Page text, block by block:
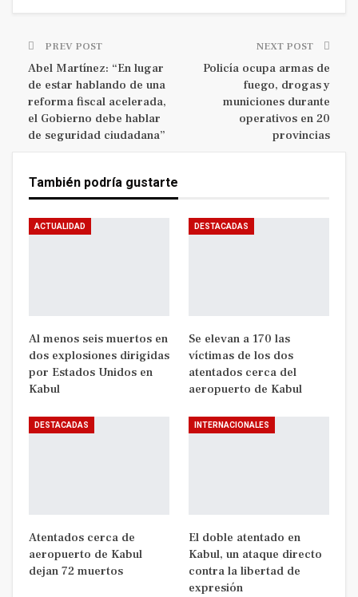
PREV POST
Abel Martínez: “En lugar
de estar hablando de una
reforma fiscal acelerada,
el Gobierno debe hablar
de seguridad ciudadana”
NEXT POST
Policía ocupa armas de
fuego, drogas y
municiones durante
operativos en 20
provincias
También podría gustarte
ACTUALIDAD
Al menos seis muertos en
dos explosiones dirigidas
por Estados Unidos en
Kabul
DESTACADAS
Se elevan a 170 las
víctimas de los dos
atentados cerca del
aeropuerto de Kabul
DESTACADAS
Atentados cerca de
aeropuerto de Kabul
dejan 72 muertos
INTERNACIONALES
El doble atentado en
Kabul, un ataque directo
contra la libertad de
expresión